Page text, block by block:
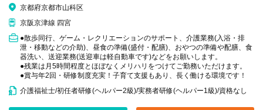
京都府京都市山科区
京阪京津線 四宮
●散歩同行、ゲーム・レクリエーションのサポート、介護業務(入浴・排
泄・移動などの介助)、昼食の準備(盛付・配膳)、おやつの準備や配膳、食
器洗い、送迎業務(送迎車は軽自動車です)などをお願いします。
●残業は月5時間程度とほぼなくメリハリをつけてご勤務いただけます。
●賞与年2回・研修制度充実！子育て支援もあり、長く働ける環境です！
介護福祉士/初任者研修(ヘルパー2級)/実務者研修(ヘルパー1級)/資格なし